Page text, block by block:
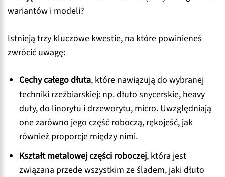
wariantów i modeli?
Istnieją trzy kluczowe kwestie, na które powinieneś
zwrócić uwagę:
Cechy całego dłuta, które nawiązują do wybranej
techniki rzeźbiarskiej: np. dłuto snycerskie, heavy
duty, do linorytu i drzeworytu, micro. Uwzględniają
one zarówno jego część roboczą, rękojeść, jak
również proporcje między nimi.
Kształt metalowej części roboczej, która jest
związana przede wszystkim ze śladem, jaki dłuto